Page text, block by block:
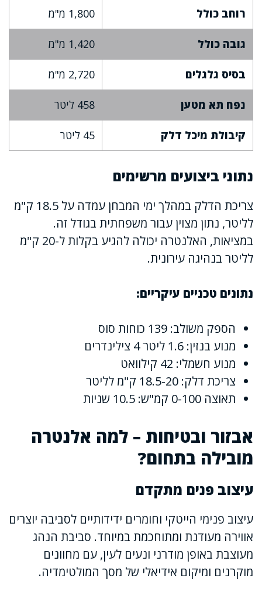
רוחב כולל 1,800 מ"מ
גובה כולל 1,420 מ"מ
בסיס גלגלים 2,720 מ"מ
נפח תא מטען 458 ליטר
קיבולת מיכל דלק 45 ליטר
נתוני ביצועים מרשימים
צריכת הדלק במהלך ימי המבחן עמדה על 18.5 ק"מ
לליטר, נתון מצוין עבור משפחתית בגודל זה.
במציאות, האלנטרה יכולה להגיע בקלות ל-20 ק"מ
לליטר בנהיגה עירונית.
נתונים טכניים עיקריים:
הספק משולב: 139 כוחות סוס
מנוע בנזין: 1.6 ליטר 4 צילינדרים
מנוע חשמלי: 42 קילוואט
צריכת דלק: 18.5-20 ק"מ לליטר
תאוצה 0-100 קמ"ש: 10.5 שניות
אבזור ובטיחות – למה אלנטרה
מובילה בתחום?
עיצוב פנים מתקדם
עיצוב פנימי הייטקי וחומרים ידידותיים לסביבה יוצרים
אווירה מעודנת ומתוחכמת במיוחד. סביבת הנהג
מעוצבת באופן מודרני ונעים לעין, עם מחוונים
מוקרנים ומיקום אידיאלי של מסך המולטימדיה.